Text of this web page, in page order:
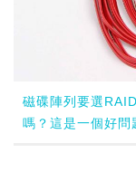
磁碟陣列要選
嗎？這是一個好問